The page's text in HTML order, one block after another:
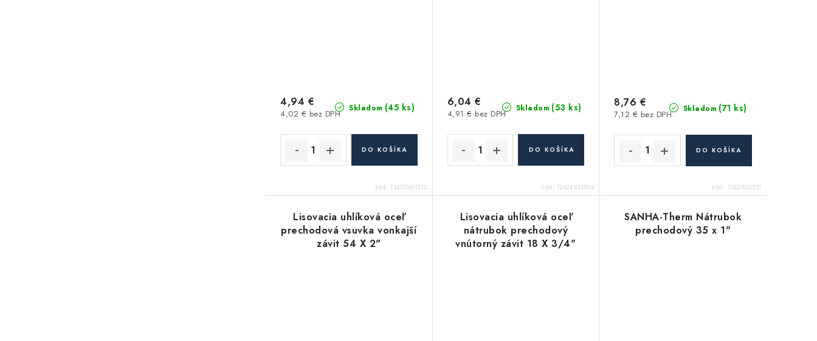
Skladom (45 ks)
4,02 € bez DPH
4,94 €
DO KOŠÍKA
Kód: 124270G1512
Skladom (53 ks)
4,91 € bez DPH
6,04 €
DO KOŠÍKA
Kód: 124243G1834
Skladom (71 ks)
7,12 € bez DPH
8,76 €
DO KOŠÍKA
Kód: 124270G221
Lisovacia uhlíková oceľ
prechodová vsuvka vonkajší
závit 54 X 2"
Lisovacia uhlíková oceľ
nátrubok prechodový
vnútorný závit 18 X 3/4"
SANHA-Therm Nátrubok
prechodový 35 x 1"